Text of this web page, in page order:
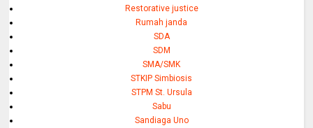
Restorative justice
Rumah janda
SDA
SDM
SMA/SMK
STKIP Simbiosis
STPM St. Ursula
Sabu
Sandiaga Uno